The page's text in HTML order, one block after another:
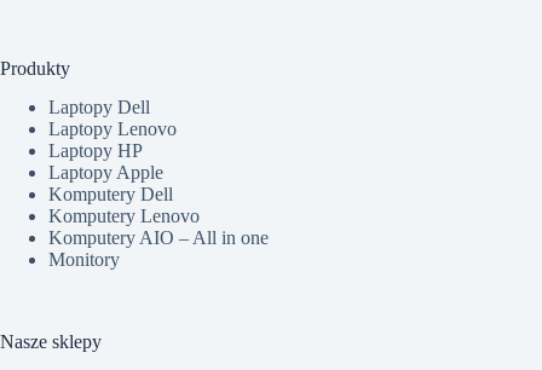
Produkty
Laptopy Dell
Laptopy Lenovo
Laptopy HP
Laptopy Apple
Komputery Dell
Komputery Lenovo
Komputery AIO – All in one
Monitory
Nasze sklepy